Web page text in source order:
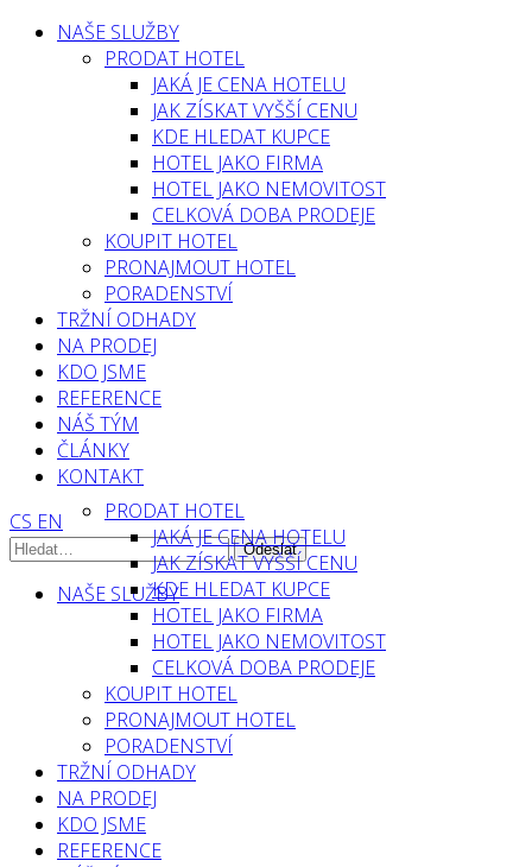
NAŠE SLUŽBY
PRODAT HOTEL
JAKÁ JE CENA HOTELU
JAK ZÍSKAT VYŠŠÍ CENU
KDE HLEDAT KUPCE
HOTEL JAKO FIRMA
HOTEL JAKO NEMOVITOST
CELKOVÁ DOBA PRODEJE
KOUPIT HOTEL
PRONAJMOUT HOTEL
PORADENSTVÍ
TRŽNÍ ODHADY
NA PRODEJ
KDO JSME
REFERENCE
NÁŠ TÝM
ČLÁNKY
KONTAKT
CS EN
NAŠE SLUŽBY
PRODAT HOTEL
JAKÁ JE CENA HOTELU
JAK ZÍSKAT VYŠŠÍ CENU
KDE HLEDAT KUPCE
HOTEL JAKO FIRMA
HOTEL JAKO NEMOVITOST
CELKOVÁ DOBA PRODEJE
KOUPIT HOTEL
PRONAJMOUT HOTEL
PORADENSTVÍ
TRŽNÍ ODHADY
NA PRODEJ
KDO JSME
REFERENCE